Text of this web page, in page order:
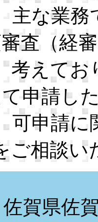
主な業務
査（経
考えてお
申請し
可申請に
ご相談い
賀県佐